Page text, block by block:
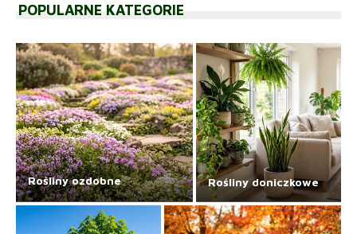
POPULARNE KATEGORIE
Rośliny ozdobne Rośliny doniczkowe